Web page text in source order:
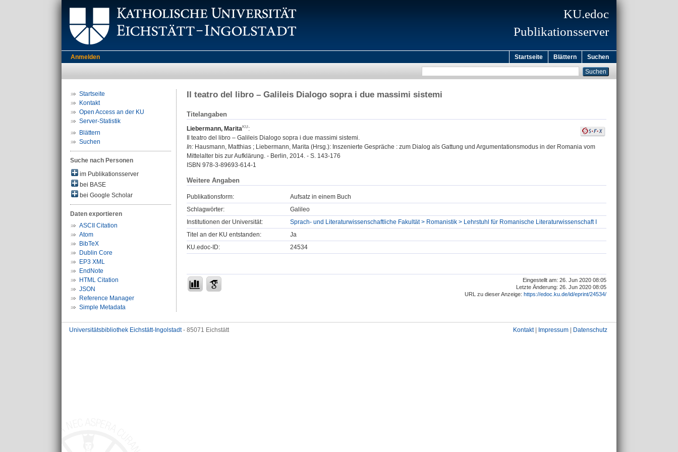
KU.edoc
Publikationsserver
Anmelden Startseite Blättern Suchen
Startseite
Kontakt
Open Access an der KU
Server-Statistik
Blättern
Suchen
Suche nach Personen
im Publikationsserver
bei BASE
bei Google Scholar
Daten exportieren
ASCII Citation
Atom
BibTeX
Dublin Core
EP3 XML
EndNote
HTML Citation
JSON
Reference Manager
Simple Metadata
Il teatro del libro – Galileis Dialogo sopra i due massimi sistemi
Titelangaben
Liebermann, Marita
:
Il teatro del libro – Galileis Dialogo sopra i due massimi sistemi.
In: Hausmann, Matthias ; Liebermann, Marita (Hrsg.): Inszenierte Gespräche : zum Dialog als Gattung und Argumentationsmodus in der Romania vom
Mittelalter bis zur Aufklärung. - Berlin, 2014. - S. 143-176
ISBN 978-3-89693-614-1
Weitere Angaben
Publikationsform:
Aufsatz in einem Buch
Schlagwörter:
Galileo
Institutionen der Universität:
Sprach- und Literaturwissenschaftliche Fakultät > Romanistik > Lehrstuhl für Romanische Literaturwissenschaft I
Titel an der KU entstanden:
Ja
KU.edoc-ID:
24534
Eingestellt am: 26. Jun 2020 08:05
Letzte Änderung: 26. Jun 2020 08:05
URL zu dieser Anzeige: https://edoc.ku.de/id/eprint/24534/
Universitätsbibliothek Eichstätt-Ingolstadt- 85071 Eichstätt Kontakt| Impressum Datenschutz